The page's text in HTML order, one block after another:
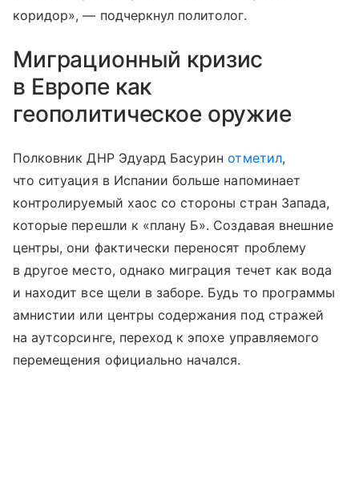
коридор», — подчеркнул политолог.
Миграционный кризис
в Европе как
геополитическое оружие
Полковник ДНР Эдуард Басуринотметил,
что ситуация в Испании больше напоминает
контролируемый хаос со стороны стран Запада,
которые перешли к «плану Б». Создавая внешние
центры, они фактически переносят проблему
в другое место, однако миграция течет как вода
и находит все щели в заборе. Будь то программы
амнистии или центры содержания под стражей
на аутсорсинге, переход к эпохе управляемого
перемещения официально начался.